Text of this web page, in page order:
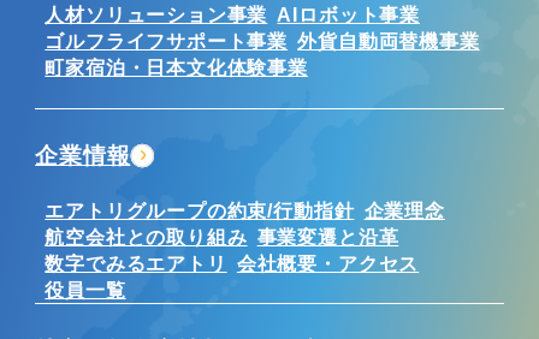
人材ソリューション事業 AIロボット事業
ゴルフライフサポート事業 外貨自動両替機事業
町家宿泊・日本文化体験事業
企業情報
エアトリグループの約束/行動指針 企業理念
航空会社との取り組み 事業変遷と沿革
数字でみるエアトリ
会社概要・アクセス
役員一覧